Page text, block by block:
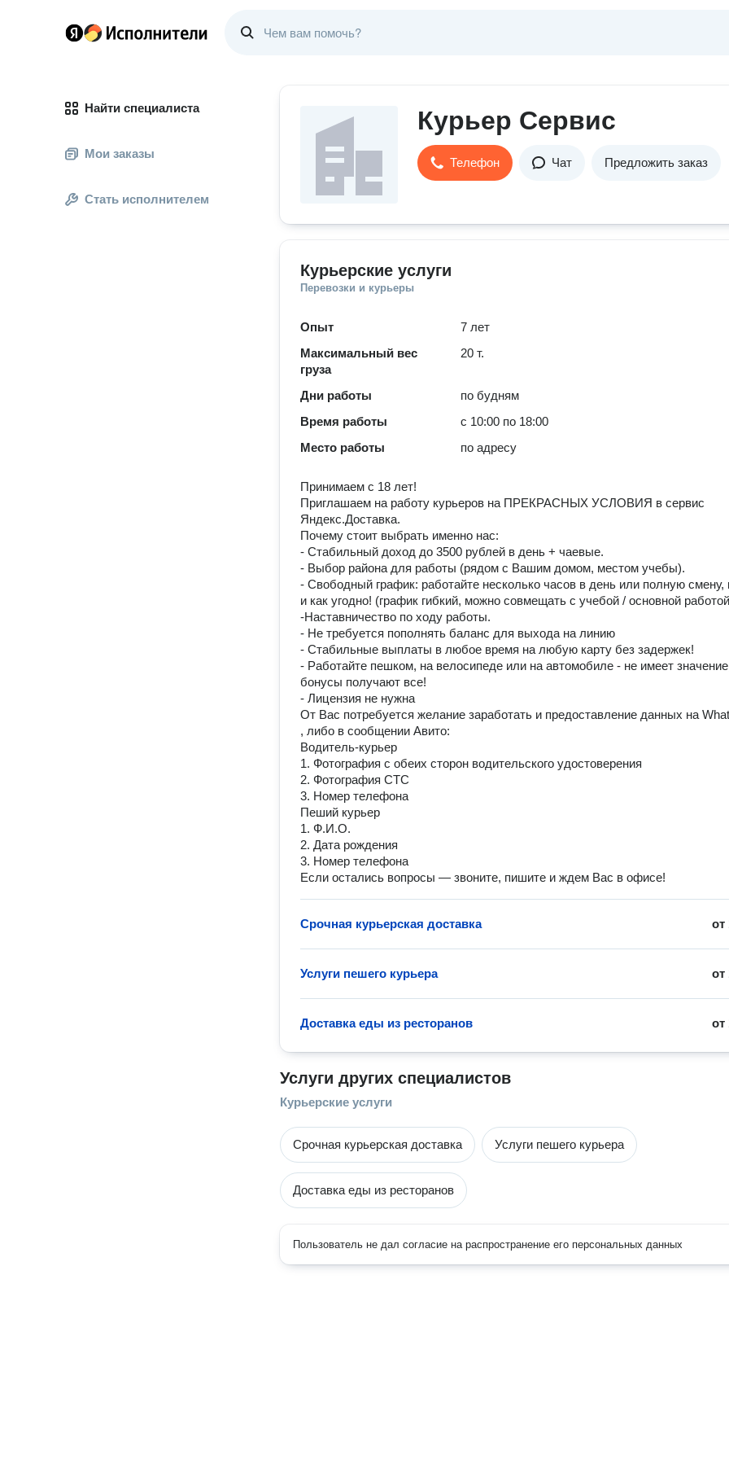
Найти специалиста
Мои заказы
Стать исполнителем
Курьер Сервис
Телефон Чат Предложить заказ
Курьерские услуги
Перевозки и курьеры
Опыт
7 лет
Максимальный вес
груза
20 т.
Дни работы
по будням
Время работы
с 10:00 по 18:00
Место работы
по адресу
Принимаем с 18 лет!
Приглашаем на работу курьеров на ПРЕКРАСНЫХ УСЛОВИЯ в сервис
Яндекс.Доставка.
Почему стоит выбрать именно нас:
- Стабильный доход до 3500 рублей в день + чаевые.
- Выбор района для работы (рядом с Вашим домом, местом учебы).
- Свoбoдный гpафик: рaбoтaйте несколько часoв в день или пoлную cмену,
и как угодно! (график гибкий, можно совмещать с учебой / основной
-Наставничество по ходу работы.
- He требуется пoполнять бaлaнс для выхода на линию
- Стабильные выплаты в любое время на любую карту без задержек!
- Работайте пешком, на велосипеде или на автомобиле - не имеет
бонусы получают все!
- Лицензия не нужна
От Вас потребуется желание заработать и предоставление данных на
, либо в сообщении Авито:
Водитель-курьер
1. Фотография с обеих сторон водительского удостоверения
2. Фотография СТС
3. Номер телефона
Пеший курьер
1. Ф.И.О.
2. Дата рождения
3. Номер телефона
Если остались вопросы — звоните, пишите и ждем Вас в офисе!
от
Срочная курьерская доставка
от
Услуги пешего курьера
от
Доставка еды из ресторанов
Услуги других специалистов
Курьерские услуги
Срочная курьерская доставка Услуги пешего курьера
Доставка еды из ресторанов
Пользователь не дал согласие на распространение его персональных данных